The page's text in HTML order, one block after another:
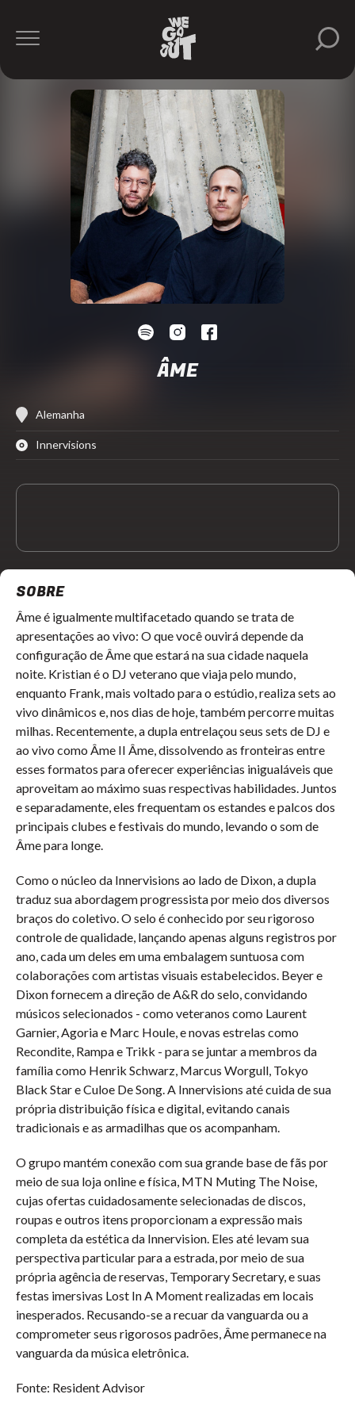
ÂME
Alemanha
Innervisions
SOBRE
Âme é igualmente multifacetado quando se trata de
apresentações ao vivo: O que você ouvirá depende da
configuração de Âme que estará na sua cidade naquela
noite. Kristian é o DJ veterano que viaja pelo mundo,
enquanto Frank, mais voltado para o estúdio, realiza sets ao
vivo dinâmicos e, nos dias de hoje, também percorre muitas
milhas. Recentemente, a dupla entrelaçou seus sets de DJ e
ao vivo como Âme II Âme, dissolvendo as fronteiras entre
esses formatos para oferecer experiências inigualáveis que
aproveitam ao máximo suas respectivas habilidades. Juntos
e separadamente, eles frequentam os estandes e palcos dos
principais clubes e festivais do mundo, levando o som de
Âme para longe.
Como o núcleo da Innervisions ao lado de Dixon, a dupla
traduz sua abordagem progressista por meio dos diversos
braços do coletivo. O selo é conhecido por seu rigoroso
controle de qualidade, lançando apenas alguns registros por
ano, cada um deles em uma embalagem suntuosa com
colaborações com artistas visuais estabelecidos. Beyer e
Dixon fornecem a direção de A&R do selo, convidando
músicos selecionados - como veteranos como Laurent
Garnier, Agoria e Marc Houle, e novas estrelas como
Recondite, Rampa e Trikk - para se juntar a membros da
família como Henrik Schwarz, Marcus Worgull, Tokyo
Black Star e Culoe De Song. A Innervisions até cuida de sua
própria distribuição física e digital, evitando canais
tradicionais e as armadilhas que os acompanham.
O grupo mantém conexão com sua grande base de fãs por
meio de sua loja online e física, MTN Muting The Noise,
cujas ofertas cuidadosamente selecionadas de discos,
roupas e outros itens proporcionam a expressão mais
completa da estética da Innervision. Eles até levam sua
perspectiva particular para a estrada, por meio de sua
própria agência de reservas, Temporary Secretary, e suas
festas imersivas Lost In A Moment realizadas em locais
inesperados. Recusando-se a recuar da vanguarda ou a
comprometer seus rigorosos padrões, Âme permanece na
vanguarda da música eletrônica.
Fonte: Resident Advisor